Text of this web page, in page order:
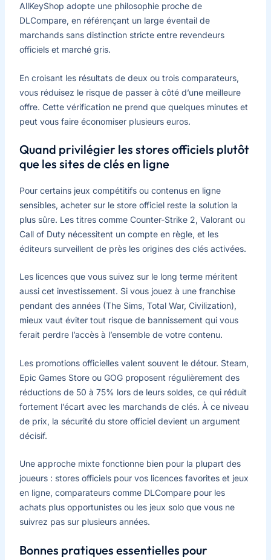
AllKeyShop adopte une philosophie proche de
DLCompare, en référençant un large éventail de
marchands sans distinction stricte entre revendeurs
officiels et marché gris.
En croisant les résultats de deux ou trois comparateurs,
vous réduisez le risque de passer à côté d’une meilleure
offre. Cette vérification ne prend que quelques minutes et
peut vous faire économiser plusieurs euros.
Quand privilégier les stores officiels plutôt
que les sites de clés en ligne
Pour certains jeux compétitifs ou contenus en ligne
sensibles, acheter sur le store officiel reste la solution la
plus sûre. Les titres comme Counter-Strike 2, Valorant ou
Call of Duty nécessitent un compte en règle, et les
éditeurs surveillent de près les origines des clés activées.
Les licences que vous suivez sur le long terme méritent
aussi cet investissement. Si vous jouez à une franchise
pendant des années (The Sims, Total War, Civilization),
mieux vaut éviter tout risque de bannissement qui vous
ferait perdre l’accès à l’ensemble de votre contenu.
Les promotions officielles valent souvent le détour. Steam,
Epic Games Store ou GOG proposent régulièrement des
réductions de 50 à 75% lors de leurs soldes, ce qui réduit
fortement l’écart avec les marchands de clés. À ce niveau
de prix, la sécurité du store officiel devient un argument
décisif.
Une approche mixte fonctionne bien pour la plupart des
joueurs : stores officiels pour vos licences favorites et jeux
en ligne, comparateurs comme DLCompare pour les
achats plus opportunistes ou les jeux solo que vous ne
suivrez pas sur plusieurs années.
Bonnes pratiques essentielles pour